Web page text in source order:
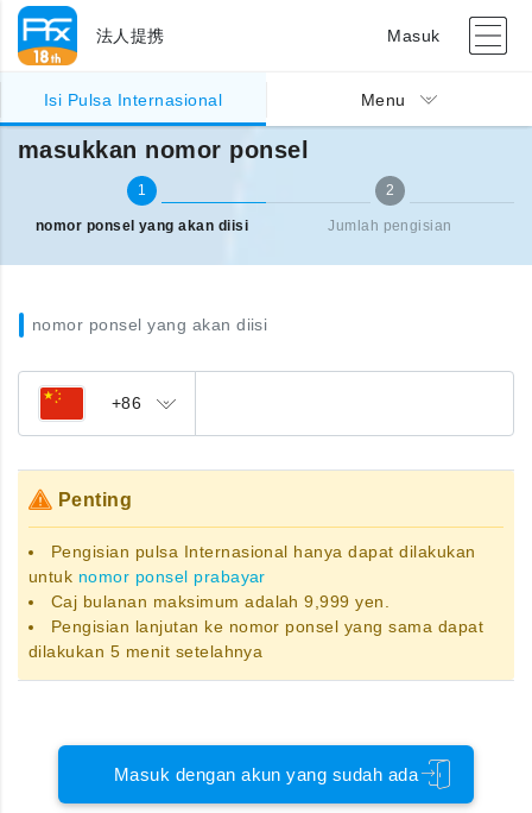
法人提携 Masuk
Isi Pulsa Internasional Menu
Pengisian pulsa Internasional masukkan nomor ponsel
masukkan nomor ponsel
1
nomor ponsel yang akan diisi
2
Jumlah pengisian
nomor ponsel yang akan diisi
+86
Penting
Pengisian pulsa Internasional hanya dapat dilakukan
untuk nomor ponsel prabayar
Caj bulanan maksimum adalah 9,999 yen.
Pengisian lanjutan ke nomor ponsel yang sama dapat
dilakukan 5 menit setelahnya
Masuk dengan akun yang sudah ada